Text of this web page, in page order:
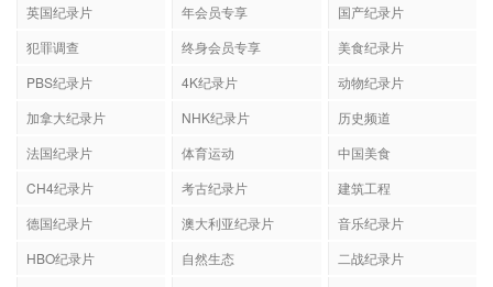
英国纪录片
年会员专享
国产纪录片
犯罪调查
终身会员专享
美食纪录片
PBS纪录片
4K纪录片
动物纪录片
加拿大纪录片
NHK纪录片
历史频道
法国纪录片
体育运动
中国美食
CH4纪录片
考古纪录片
建筑工程
德国纪录片
澳大利亚纪录片
音乐纪录片
HBO纪录片
自然生态
二战纪录片